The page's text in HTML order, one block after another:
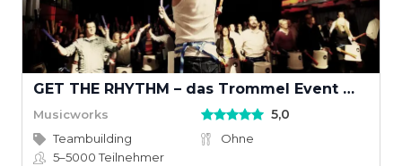
GET THE RHYTHM – das Trommel Event mit Groove
Musicworks 5,0
Teambuilding
Ohne
5–5000Teilnehmer